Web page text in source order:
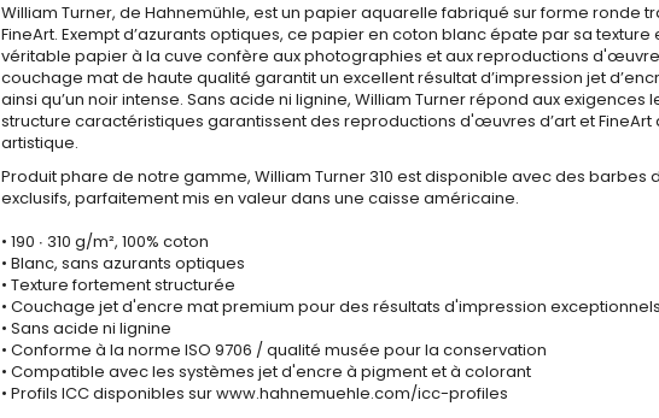
William Turner, de Hahnemühle, est un papier aquarelle fabriqué sur forme
FineArt. Exempt d’azurants optiques, ce papier en coton blanc épate par sa
véritable papier à la cuve confère aux photographies et aux reproductions
couchage mat de haute qualité garantit un excellent résultat d’impression jet
ainsi qu’un noir intense. Sans acide ni lignine, William Turner répond aux
structure caractéristiques garantissent des reproductions d'œuvres d’art et
artistique.
Produit phare de notre gamme, William Turner 310 est disponible avec des
exclusifs, parfaitement mis en valeur dans une caisse américaine.
• 190 ∙ 310 g/m², 100% coton
• Blanc, sans azurants optiques
• Texture fortement structurée
• Couchage jet d'encre mat premium pour des résultats d'impression
• Sans acide ni lignine
• Conforme à la norme ISO 9706 / qualité musée pour la conservation
• Compatible avec les systèmes jet d'encre à pigment et à colorant
• Profils ICC disponibles sur www.hahnemuehle.com/icc-profiles